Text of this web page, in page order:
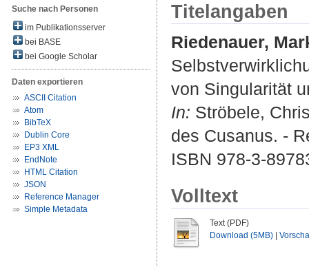
Suche nach Personen
im Publikationsserver
bei BASE
bei Google Scholar
Daten exportieren
ASCII Citation
Atom
BibTeX
Dublin Core
EP3 XML
EndNote
HTML Citation
JSON
Reference Manager
Simple Metadata
Titelangaben
Riedenauer,
von Singularität
In: Ströbele,
des Cusanus. -
ISBN 978-3-
Volltext
Text (PDF)
Download (5MB)